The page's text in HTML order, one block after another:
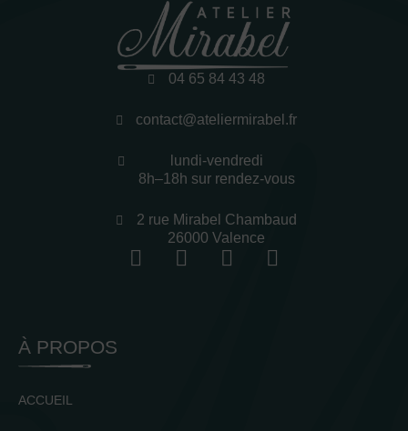
04 65 84 43 48
contact@ateliermirabel.fr
lundi-vendredi
8h–18h sur rendez-vous
2 rue Mirabel Chambaud
26000 Valence
À PROPOS
ACCUEIL